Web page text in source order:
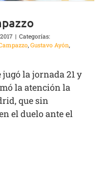
| Categorías:
,Gustavo Ayón,
la jornada 21 y
la atención la
que sin
el duelo ante el